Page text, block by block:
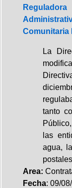
Comunitaria
La
tanto
las
agua,
Area:
Fecha: 09/